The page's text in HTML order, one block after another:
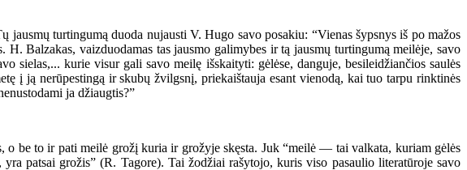
turtingumą duoda nujausti V. Hugo savo posakiu: “Vienas šypsnys iš po mažos
Balzakas, vaizduodamas tas jausmo galimybes ir tą jausmų turtingumą meilėje, savo
sielas,... kurie visur gali savo meilę išskaityti: gėlėse, danguje, besileidžiančios saulės
į ją nerūpestingą ir skubų žvilgsnį, priekaištauja esant vienodą, kai tuo tarpu rinktinės
ja džiaugtis?”
be to ir pati meilė grožį kuria ir grožyje skęsta. Juk “meilė — tai valkata, kuriam gėlės
patsai grožis” (R. Tagore). Tai žodžiai rašytojo, kuris viso pasaulio literatūroje savo